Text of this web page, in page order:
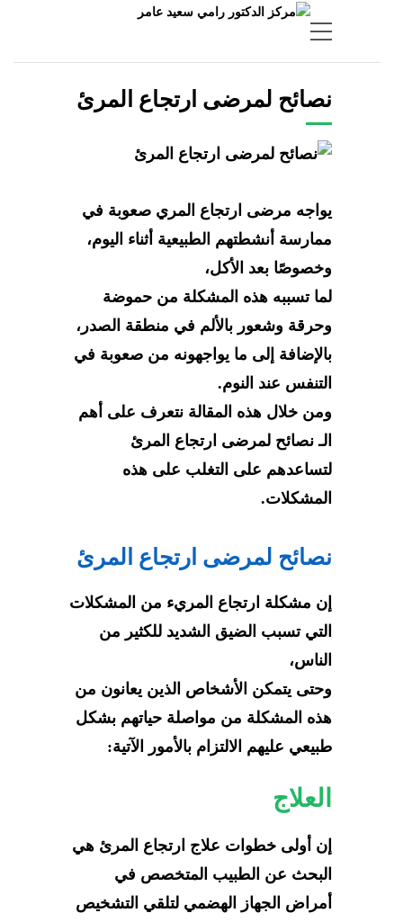
نصائح لمرضى ارتجاع المرئ
يواجه مرضى ارتجاع المري صعوبة في
ممارسة أنشطتهم الطبيعية أثناء اليوم،
وخصوصًا بعد الأكل،
لما تسببه هذه المشكلة من حموضة
وحرقة وشعور بالألم في منطقة الصدر،
بالإضافة إلى ما يواجهونه من صعوبة في
التنفس عند النوم.
ومن خلال هذه المقالة نتعرف على أهم
الـ نصائح لمرضى ارتجاع المرئ
لتساعدهم على التغلب على هذه
المشكلات.
نصائح لمرضى ارتجاع المرئ
إن مشكلة ارتجاع المريء من المشكلات
التي تسبب الضيق الشديد للكثير من
الناس،
وحتى يتمكن الأشخاص الذين يعانون من
هذه المشكلة من مواصلة حياتهم بشكل
طبيعي عليهم الالتزام بالأمور الآتية:
العلاج
إن أولى خطوات علاج ارتجاع المرئ هي
البحث عن الطبيب المتخصص في
أمراض الجهاز الهضمي لتلقي التشخيص